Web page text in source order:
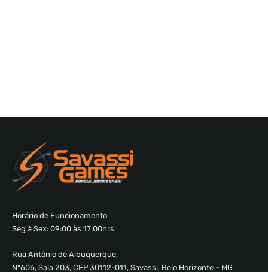
Horário de Funcionamento
Seg à Sex: 09:00 às 17:00hrs
Rua Antônio de Albuquerque,
Nº606, Sala 203, CEP 30112-011, Savassi, Belo Horizonte – MG